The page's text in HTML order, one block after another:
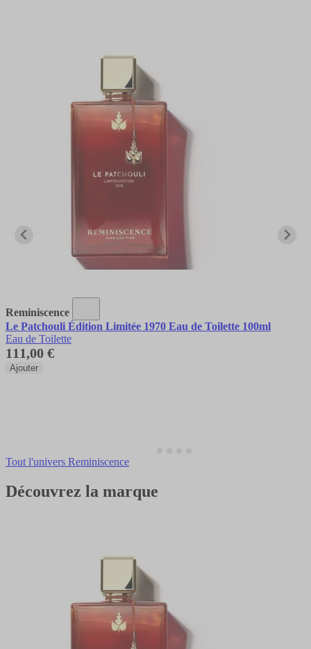
Reminiscence
Le Patchouli Édition Limitée 1970 Eau de Toilette 100ml
Eau de Toilette
111,00 €
Ajouter
Tout l'univers Reminiscence
Découvrez la marque